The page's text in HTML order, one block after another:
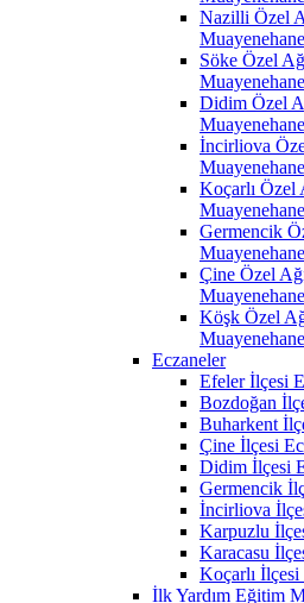
Nazilli Özel
Söke Özel
Didim Özel
İncirliova
Koçarlı Özel
Germencik
Çine Özel
Köşk Özel
Eczaneler
Efeler İlçesi
Bozdoğan
Buharkent
Çine İlçesi
Didim İlçesi
Germencik
İncirliova
Karpuzlu
Karacasu
Koçarlı
İlk Yardım Eğitim